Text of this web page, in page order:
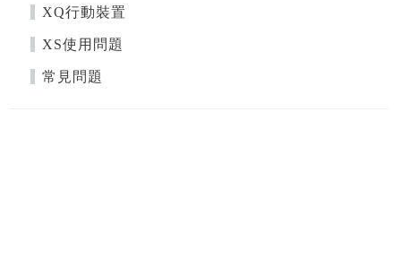
XQ行動裝置
XS使用問題
常見問題